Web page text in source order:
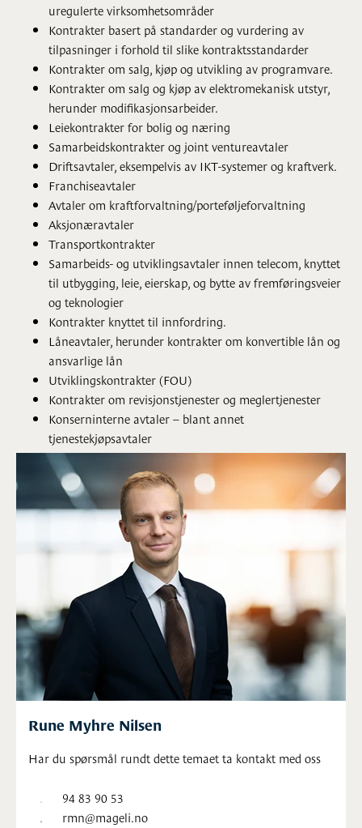
uregulerte virksomhetsområder
Kontrakter basert på standarder og vurdering av
tilpasninger i forhold til slike kontraktsstandarder
Kontrakter om salg, kjøp og utvikling av programvare.
Kontrakter om salg og kjøp av elektromekanisk utstyr,
herunder modifikasjonsarbeider.
Leiekontrakter for bolig og næring
Samarbeidskontrakter og joint ventureavtaler
Driftsavtaler, eksempelvis av IKT-systemer og kraftverk.
Franchiseavtaler
Avtaler om kraftforvaltning/porteføljeforvaltning
Aksjonæravtaler
Transportkontrakter
Samarbeids- og utviklingsavtaler innen telecom, knyttet
til utbygging, leie, eierskap, og bytte av fremføringsveier
og teknologier
Kontrakter knyttet til innfordring.
Låneavtaler, herunder kontrakter om konvertible lån og
ansvarlige lån
Utviklingskontrakter (FOU)
Kontrakter om revisjonstjenester og meglertjenester
Konserninterne avtaler – blant annet
tjenestekjøpsavtaler
Kontrakter om anleggsbidrag
Lisenskontrakter
Sponsorkontrakter
Rune Myhre Nilsen
Har du spørsmål rundt dette temaet ta kontakt med oss
94 83 90 53
rmn@mageli.no